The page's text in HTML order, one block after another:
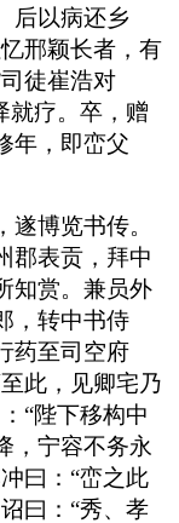
后以病还乡
邢颖长者，有
徒崔浩对
就疗。卒，赠
年，即峦父
博览书传。
郡表贡，拜中
知赏。兼员外
，转中书侍
药至司空府
此，见卿宅乃
“陛下移构中
，宁容不务永
曰：“峦之此
曰：“秀、孝